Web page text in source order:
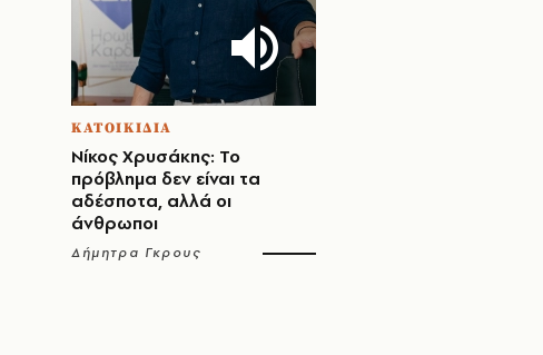
ΚΑΤΟΙΚΙΔΙΑ
Νίκος Χρυσάκης: Το
πρόβλημα δεν είναι τα
αδέσποτα, αλλά οι
άνθρωποι
Δήμητρα Γκρους